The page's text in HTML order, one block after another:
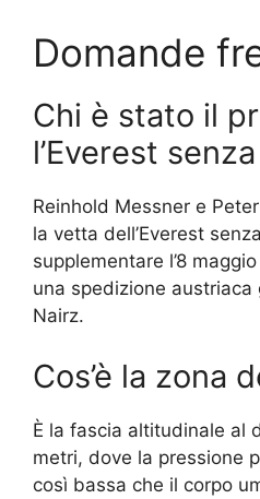
Domande
Chi è stato il
l’Everest
Reinhold Messner e
la vetta dell’Everest
supplementare l’8
una spedizione
Nairz.
Cos’è la zona
È la fascia altitudinale al
metri, dove la pressione
così bassa che il corpo